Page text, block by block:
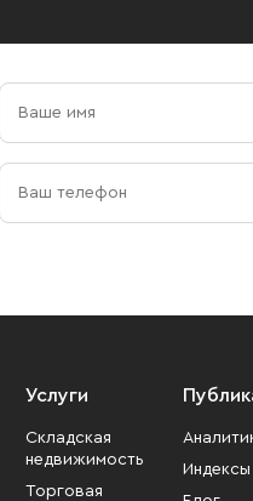
Услуги
Складская
недвижимость
Торговая